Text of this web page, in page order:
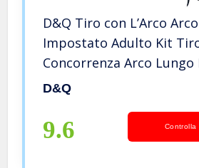
D&Q Tiro con L’Arco
Impostato Adulto Kit Tiro
Concorrenza Arco Lungo
30 35 40 45 lbs Mano
Destra con Custodia per
D&Q
9.6 Controlla